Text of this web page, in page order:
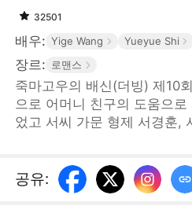
32501
배우: Yige Wang Yueyue Shi
장르: 로맨스
죽마고우의 배신(더빙) 제10
으로 어머니 친구의 도움으
었고 서씨 가문 형제 서경훈,
영지의 모함으로 괴롭힘을 당
제와도 점점 멀어지게 된다.
공유: